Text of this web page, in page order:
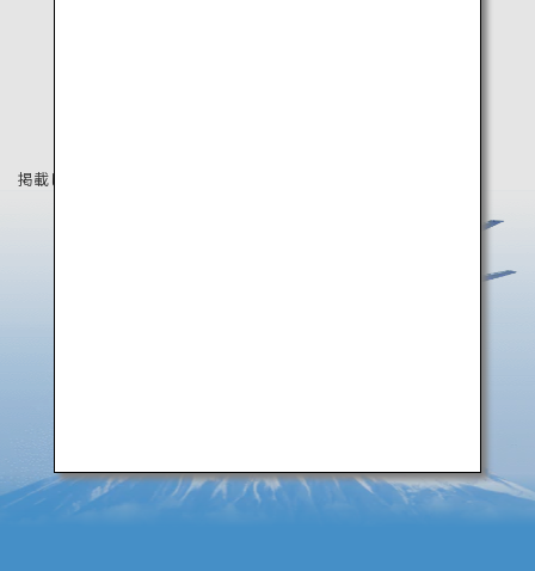
掲載している情報は2025年8月時点の情報です。